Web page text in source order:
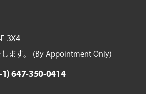
3X4
ます。 (By Appointment Only)
647-350-0414